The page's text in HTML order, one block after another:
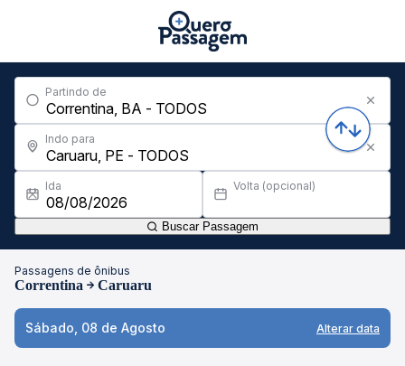
Partindo de
Indo para
Ida Volta (opcional)
Buscar Passagem
Passagens de ônibus
Correntina Caruaru
Sábado, 08 de Agosto Alterar data